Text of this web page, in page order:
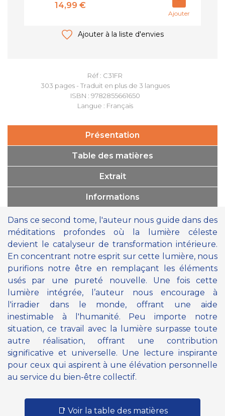
Réf : C31FR
303 pages - Traduit en plus de 3 langues
ISBN : 9782855661650
Langue : Français
14,99 €
Ajouter
Ajouter à la liste d'envies
Présentation
Table des matières
Extrait
Informations
Dans ce second tome, l'auteur nous guide dans des
méditations profondes où la lumière céleste
devient le catalyseur de transformation intérieure.
En concentrant notre esprit sur cette lumière, nous
purifions notre être en remplaçant les éléments
usés par une pureté nouvelle. Une fois cette
lumière intégrée, l’auteur nous encourage à
l'irradier dans le monde, offrant une aide
inestimable à l'humanité. Peu importe notre
situation, ce travail avec la lumière surpasse toute
autre réalisation, offrant une contribution
significative et universelle. Une lecture inspirante
pour ceux qui aspirent à une élévation personnelle
au service du bien-être collectif.
📑 Voir la table des matières